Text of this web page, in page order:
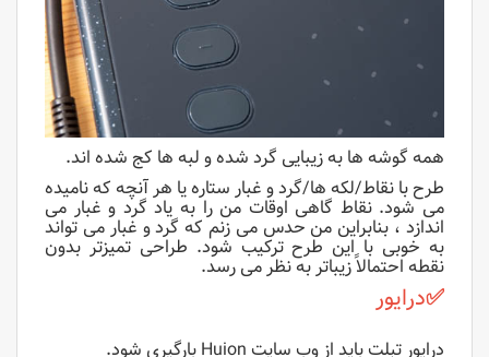
همه گوشه ها به زیبایی گرد شده و لبه ها کج شده اند.
طرح با نقاط/لکه ها/گرد و غبار ستاره یا هر آنچه که نامیده
می شود. نقاط گاهی اوقات من را به یاد گرد و غبار می
اندازد ، بنابراین من حدس می زنم که گرد و غبار می تواند
به خوبی با این طرح ترکیب شود. طراحی تمیزتر بدون
نقطه احتمالاً زیباتر به نظر می رسد.
✅درایور
درایور تبلت باید از وب سایت Huion بارگیری شود.